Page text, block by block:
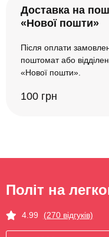
Доставка на
«Нової пошти»
Після оплати
поштомат або
«Нової пошти».
100 грн
Політ на
4.99 (270 відгуків)